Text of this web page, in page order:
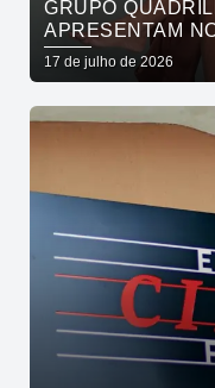
GRUPO
APRESENTAM
NESTE DOMINGO
17 de julho de 2026